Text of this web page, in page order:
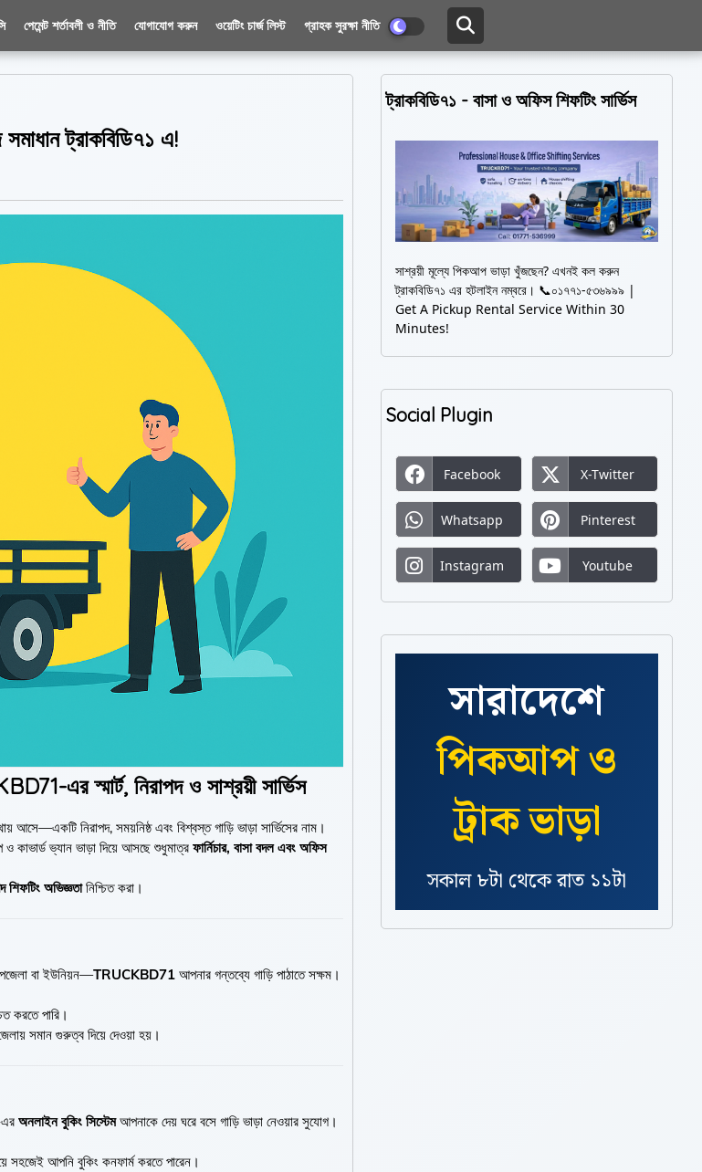
পেমেন্ট শর্তাবলী ও নীতি যোগাযোগ করুন ওয়েটিং চার্জ লিস্ট গ্রাহক সুরক্ষা নীতি
ট্রাকবিডি৭১ এ!
এর স্মার্ট, নিরাপদ ও সাশ্রয়ী সার্ভিস
আসে—একটি নিরাপদ, সময়নিষ্ঠ এবং বিশ্বস্ত গাড়ি ভাড়া সার্ভিসের নাম।
কাভার্ড ভ্যান ভাড়া দিয়ে আসছে শুধুমাত্র ফার্নিচার, বাসা বদল এবং অফিস
শিফটিং অভিজ্ঞতানিশ্চিত করা।
বা ইউনিয়ন—TRUCKBD71 আপনার গন্তব্যে গাড়ি পাঠাতে সক্ষম।
করতে পারি।
সমান গুরুত্ব দিয়ে দেওয়া হয়।
অনলাইন বুকিং সিস্টেমআপনাকে দেয় ঘরে বসে গাড়ি ভাড়া নেওয়ার সুযোগ।
সহজেই আপনি বুকিং কনফার্ম করতে পারেন।
ট্রাকবিডি৭১ - বাসা ও অফিস শিফটিং সার্ভিস
সাশ্রয়ী মূল্যে পিকআপ ভাড়া খুঁজছেন? এখনই কল করুন
ট্রাকবিডি৭১ এর হটলাইন নম্বরে। 📞০১৭৭১-৫৩৬৯৯৯ |
Get A Pickup Rental Service Within 30
Minutes!
Social Plugin
Facebook X-Twitter
Whatsapp Pinterest
Instagram Youtube
সারাদেশে
পিকআপ ও
ট্রাক ভাড়া
সকাল ৮টা থেকে রাত ১১টা
সাপোর্ট ও সহজ বুকিং প্রসেস